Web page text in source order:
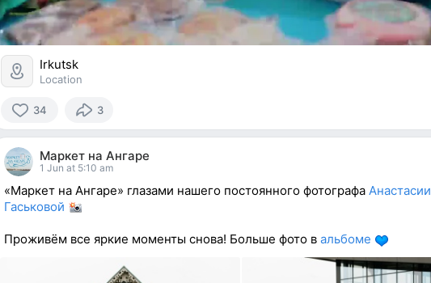
Irkutsk
Location
34
34
reacted
3
Маркет на Ангаре
1 Jun at 5:10 am
«Маркет на Ангаре» глазами нашего постоянного фотографа Анастасии
Гаськовой
Проживём все яркие моменты снова! Больше фото в альбоме